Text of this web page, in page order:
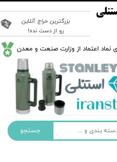
جستجو
بزرگترین حراج آنلاین
رو از دست نده!
نماد اعتماد از وزارت صنعت و معدن